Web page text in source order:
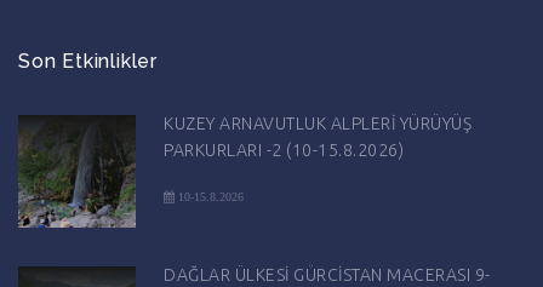
Son Etkinlikler
KUZEY ARNAVUTLUK ALPLERİ YÜRÜYÜŞ
PARKURLARI -2 (10-15.8.2026)
10-15.8.2026
DAĞLAR ÜLKESİ GÜRCİSTAN MACERASI 9-